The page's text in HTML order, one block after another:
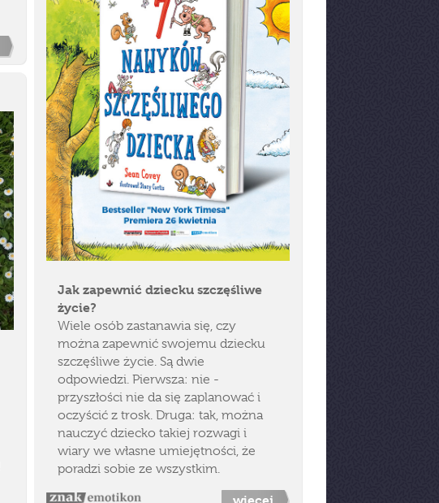
Jak zapewnić dziecku szczęśliwe
życie?
Wiele osób zastanawia się, czy
można zapewnić swojemu dziecku
szczęśliwe życie. Są dwie
odpowiedzi. Pierwsza: nie -
przyszłości nie da się zaplanować i
oczyścić z trosk. Druga: tak, można
nauczyć dziecko takiej rozwagi i
wiary we własne umiejętności, że
poradzi sobie ze wszystkim.